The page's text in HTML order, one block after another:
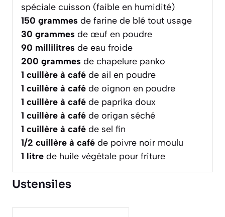
spéciale cuisson (faible en humidité)
150 grammes de farine de blé tout usage
30 grammes de œuf en poudre
90 millilitres de eau froide
200 grammes de chapelure panko
1 cuillère à café de ail en poudre
1 cuillère à café de oignon en poudre
1 cuillère à café de paprika doux
1 cuillère à café de origan séché
1 cuillère à café de sel fin
1/2 cuillère à café de poivre noir moulu
1 litre de huile végétale pour friture
Ustensiles